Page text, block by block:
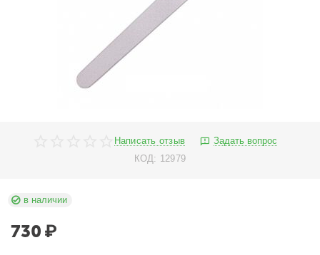
Написать отзыв
Задать вопрос
КОД: 12979
в наличии
730 ₽